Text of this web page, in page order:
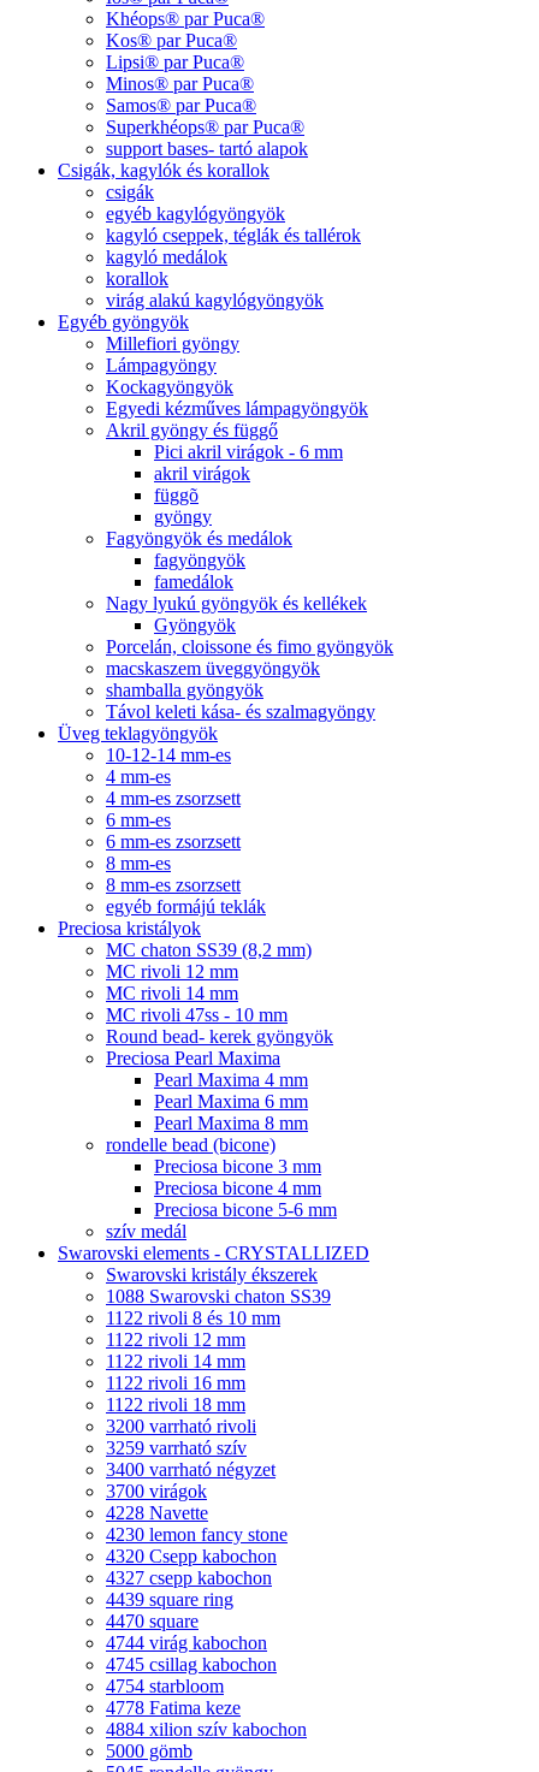
Khéops® par Puca®
Kos® par Puca®
Lipsi® par Puca®
Minos® par Puca®
Samos® par Puca®
Superkhéops® par Puca®
support bases- tartó alapok
Csigák, kagylók és korallok
csigák
egyéb kagylógyöngyök
kagyló cseppek, téglák és tallérok
kagyló medálok
korallok
virág alakú kagylógyöngyök
Egyéb gyöngyök
Millefiori gyöngy
Lámpagyöngy
Kockagyöngyök
Egyedi kézműves lámpagyöngyök
Akril gyöngy és függő
Pici akril virágok - 6 mm
akril virágok
függõ
gyöngy
Fagyöngyök és medálok
fagyöngyök
famedálok
Nagy lyukú gyöngyök és kellékek
Gyöngyök
Porcelán, cloissone és fimo gyöngyök
macskaszem üveggyöngyök
shamballa gyöngyök
Távol keleti kása- és szalmagyöngy
Üveg teklagyöngyök
10-12-14 mm-es
4 mm-es
4 mm-es zsorzsett
6 mm-es
6 mm-es zsorzsett
8 mm-es
8 mm-es zsorzsett
egyéb formájú teklák
Preciosa kristályok
MC chaton SS39 (8,2 mm)
MC rivoli 12 mm
MC rivoli 14 mm
MC rivoli 47ss - 10 mm
Round bead- kerek gyöngyök
Preciosa Pearl Maxima
Pearl Maxima 4 mm
Pearl Maxima 6 mm
Pearl Maxima 8 mm
rondelle bead (bicone)
Preciosa bicone 3 mm
Preciosa bicone 4 mm
Preciosa bicone 5-6 mm
szív medál
Swarovski elements - CRYSTALLIZED
Swarovski kristály ékszerek
1088 Swarovski chaton SS39
1122 rivoli 8 és 10 mm
1122 rivoli 12 mm
1122 rivoli 14 mm
1122 rivoli 16 mm
1122 rivoli 18 mm
3200 varrható rivoli
3259 varrható szív
3400 varrható négyzet
3700 virágok
4228 Navette
4230 lemon fancy stone
4320 Csepp kabochon
4327 csepp kabochon
4439 square ring
4470 square
4744 virág kabochon
4745 csillag kabochon
4754 starbloom
4778 Fatima keze
4884 xilion szív kabochon
5000 gömb